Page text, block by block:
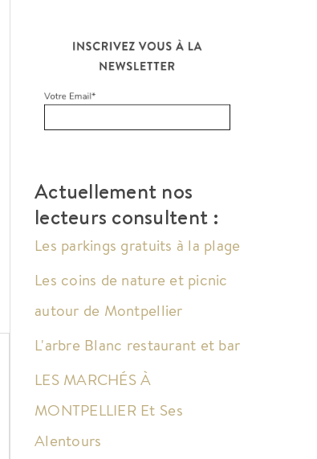
Actuellement nos
lecteurs consultent :
Les parkings gratuits à la plage
Les coins de nature et picnic
autour de Montpellier
L'arbre Blanc restaurant et bar
LES MARCHÉS À
MONTPELLIER Et Ses
Alentours